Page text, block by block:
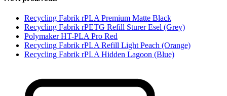
Recycling Fabrik rPLA Premium Matte Black
Recycling Fabrik rPETG Refill Sturer Esel (Grey)
Polymaker HT-PLA Pro Red
Recycling Fabrik rPLA Refill Light Peach (Orange)
Recycling Fabrik rPLA Hidden Lagoon (Blue)